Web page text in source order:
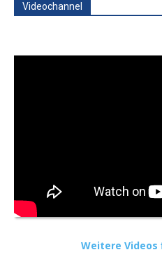
Videochannel
Weitere Videos